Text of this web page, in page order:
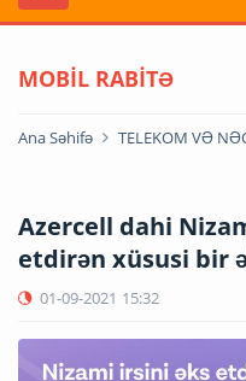
MOBİL RABİTƏ
Ana Səhifə TELEKOM VƏ
Azercell dahi
etdirən xüsusi bir
01-09-2021 15:32